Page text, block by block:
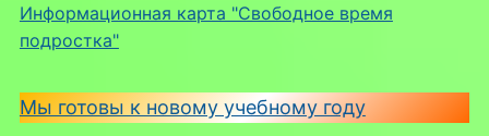
Информационная карта "Свободное время
подростка"
Мы готовы к новому учебному году